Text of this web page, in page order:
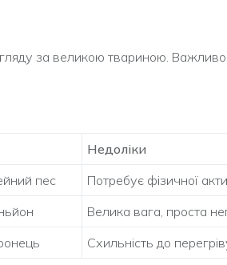
за великою твариною.
Недоліки
пес
Потребує фізичної
Велика вага, проста
Схильність до